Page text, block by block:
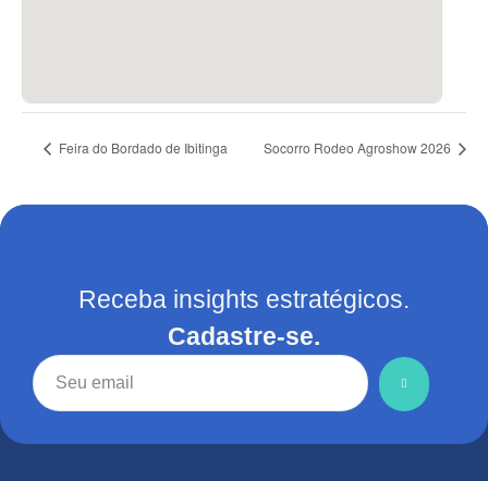
Feira do Bordado de Ibitinga Socorro Rodeo Agroshow 2026
Receba insights estratégicos.
Cadastre-se.